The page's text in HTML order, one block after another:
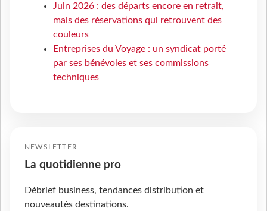
Juin 2026 : des départs encore en retrait,
mais des réservations qui retrouvent des
couleurs
Entreprises du Voyage : un syndicat porté
par ses bénévoles et ses commissions
techniques
NEWSLETTER
La quotidienne pro
Débrief business, tendances distribution et
nouveautés destinations.